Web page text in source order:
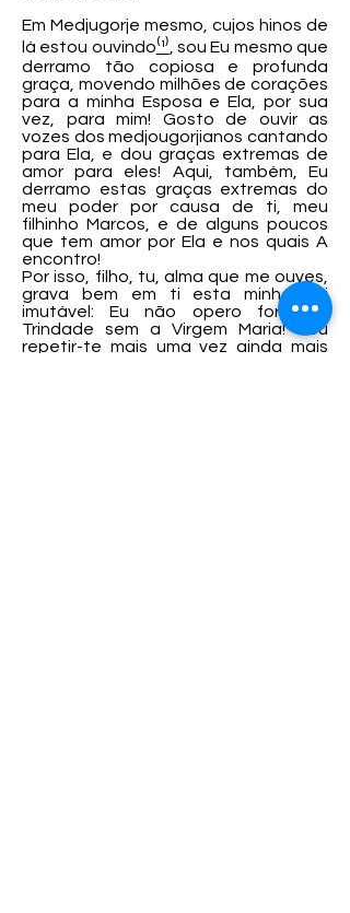
Em Medjugorje mesmo, cujos hinos de
lá estou ouvindo⁽¹⁾ , sou Eu mesmo que
derramo tão copiosa e profunda
graça, movendo milhões de corações
para a minha Esposa e Ela, por sua
vez, para mim! Gosto de ouvir as
vozes dos medjougorjianos cantando
para Ela, e dou graças extremas de
amor para eles! Aqui, também, Eu
derramo estas graças extremas do
meu poder por causa de ti, meu
filhinho Marcos, e de alguns poucos
que tem amor por Ela e nos quais A
encontro!
Por isso, filho, tu, alma que me ouves,
grava bem em ti esta minha Lei
imutável: Eu não opero fora da
Trindade sem a Virgem Maria! Vou
repetir-te mais uma vez ainda mais